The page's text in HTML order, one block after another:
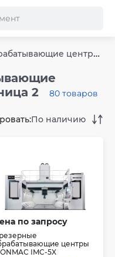
Фрезерные обрабатывающие центры с ЧПУ
2
80 товаров
По наличию
по запросу
центры
IMC-5X